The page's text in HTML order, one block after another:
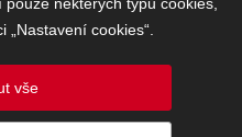
„Nastavení cookies“.
vše